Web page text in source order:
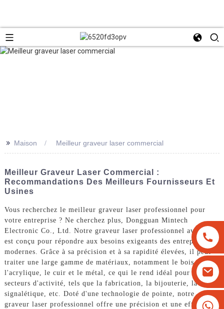
+8613825779334
>> Maison Meilleur graveur laser commercial
Meilleur Graveur Laser Commercial :
Recommandations Des Meilleurs Fournisseurs Et
Usines
Vous recherchez le meilleur graveur laser professionnel pour
votre entreprise ? Ne cherchez plus, Dongguan Mintech
Electronic Co., Ltd. Notre graveur laser professionnel avancé
est conçu pour répondre aux besoins exigeants des entreprises
modernes. Grâce à sa précision et à sa rapidité élevées, il peut
traiter une large gamme de matériaux, notamment le bois,
l'acrylique, le cuir et le métal, ce qui le rend idéal pour divers
secteurs d'activité, tels que la fabrication, la bijouterie, la
signalétique, etc. Doté d'une technologie de pointe, notre
graveur laser professionnel offre une précision et une efficacité